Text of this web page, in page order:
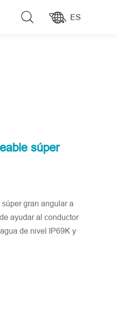
ES
súper
gran angular a
ayudar al conductor
de nivel IP69K y